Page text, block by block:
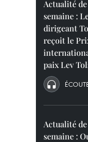
Actualité
semaine :
dirigeant
reçoit le
paix Lev
Actualité
semaine :